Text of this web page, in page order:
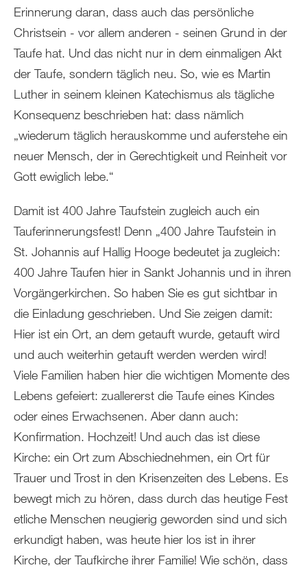
Erinnerung daran, dass auch das persönliche
Christsein - vor allem anderen - seinen Grund in der
Taufe hat. Und das nicht nur in dem einmaligen Akt
der Taufe, sondern täglich neu. So, wie es Martin
Luther in seinem kleinen Katechismus als tägliche
Konsequenz beschrieben hat: dass nämlich
„wiederum täglich herauskomme und auferstehe ein
neuer Mensch, der in Gerechtigkeit und Reinheit vor
Gott ewiglich lebe.“
Damit ist 400 Jahre Taufstein zugleich auch ein
Tauferinnerungsfest! Denn „400 Jahre Taufstein in
St. Johannis auf Hallig Hooge bedeutet ja zugleich:
400 Jahre Taufen hier in Sankt Johannis und in ihren
Vorgängerkirchen. So haben Sie es gut sichtbar in
die Einladung geschrieben. Und Sie zeigen damit:
Hier ist ein Ort, an dem getauft wurde, getauft wird
und auch weiterhin getauft werden werden wird!
Viele Familien haben hier die wichtigen Momente des
Lebens gefeiert: zuallererst die Taufe eines Kindes
oder eines Erwachsenen. Aber dann auch:
Konfirmation. Hochzeit! Und auch das ist diese
Kirche: ein Ort zum Abschiednehmen, ein Ort für
Trauer und Trost in den Krisenzeiten des Lebens. Es
bewegt mich zu hören, dass durch das heutige Fest
etliche Menschen neugierig geworden sind und sich
erkundigt haben, was heute hier los ist in ihrer
Kirche, der Taufkirche ihrer Familie! Wie schön, dass